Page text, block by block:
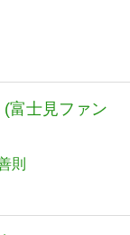
富士見ファン
則